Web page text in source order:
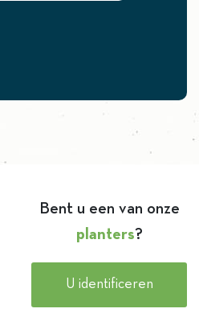
Bent u een van onze
planters?
U identificeren